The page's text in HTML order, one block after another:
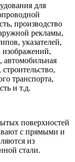
для
производство
рекламы,
указателей,
изображений,
автомобильная
транспорта,
и т.д.
поверхностей
с прямыми и
из
стали.